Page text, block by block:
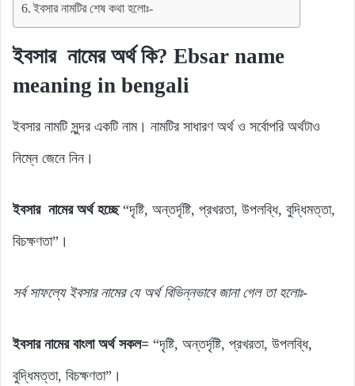
ইবসার নামটির শেষ কথা হলোঃ-
ইবসার নামের অর্থ কি? Ebsar name
meaning in bengali
ইবসার নামটি সুন্দর একটি নাম। নামটির সাধারণ অর্থ ও সর্বোপরি অর্থটাও
নিম্নে জেনে নিন।
ইবসার নামের অর্থ হচ্ছে “দৃষ্টি, অন্তর্দৃষ্টি, প্রখরতা, উপলব্ধি, বুদ্ধিমত্তা,
বিচক্ষণতা”।
সর্ব সাফল্যে ইবসারনামের যে অর্থবিভিন্নভাবে জানা গেলতা হলোঃ-
ইবসার নামের বাংলা অর্থ সকল= “দৃষ্টি, অন্তর্দৃষ্টি, প্রখরতা, উপলব্ধি,
বুদ্ধিমত্তা, বিচক্ষণতা”।